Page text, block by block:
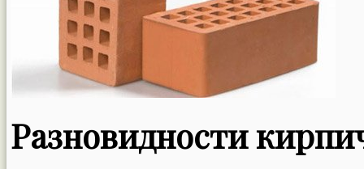
Разновидности